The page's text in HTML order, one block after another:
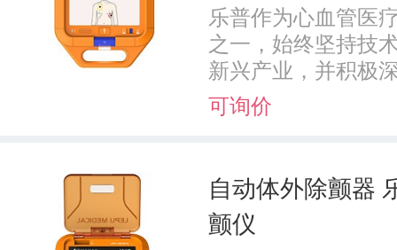
乐普作为心血管医
之一，始终坚持技
新兴产业，并积极
可询价
自动体外除颤器
颤仪